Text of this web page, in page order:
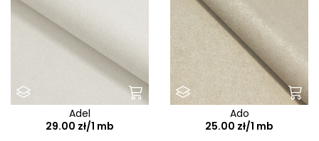
Adel
29.00 zł/1 mb
Ado
25.00 zł/1 mb